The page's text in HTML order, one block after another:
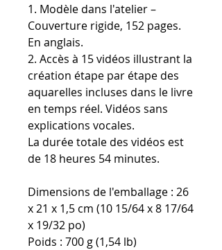
1. Modèle dans l'atelier –
Couverture rigide, 152 pages.
En anglais.
2. Accès à 15 vidéos illustrant la
création étape par étape des
aquarelles incluses dans le livre
en temps réel. Vidéos sans
explications vocales.
La durée totale des vidéos est
de 18 heures 54 minutes.
Dimensions de l'emballage : 26
x 21 x 1,5 cm (10 15/64 x 8 17/64
x 19/32 po)
Poids : 700 g (1,54 lb)